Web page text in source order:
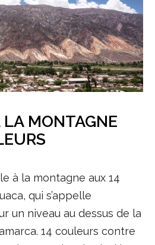
LA MONTAGNE
à la montagne aux 14
qui s’appelle
un niveau au dessus de la
14 couleurs contre